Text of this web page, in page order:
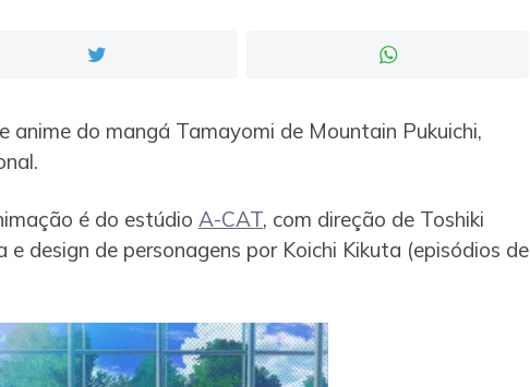
do mangá Tamayomi de Mountain Pukuichi,
é do estúdio A-CAT, com direção de Toshiki
design de personagens por Koichi Kikuta (episódios de